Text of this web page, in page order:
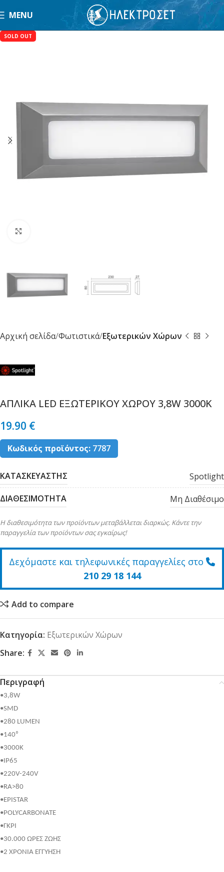
MENU
SOLD OUT
Αρχική σελίδα Φωτιστικά Εξωτερικών Χώρων
ΑΠΛΙΚΑ LED ΕΞΩΤΕΡΙΚΟΥ ΧΩΡΟΥ 3,8W 3000K
19.90 €
Κωδικός προϊόντος: 7787
ΚΑΤΑΣΚΕΥΑΣΤΗΣ Spotlight
ΔΙΑΘΕΣΙΜΟΤΗΤΑ Μη Διαθέσιμο
Η διαθεσιμότητα των προϊόντων μεταβάλλεται διαρκώς. Κάντε την
παραγγελία των προϊόντων σας εγκαίρως!
Δεχόμαστε και τηλεφωνικές παραγγελίες στο
210 29 18 144
Add to compare
Κατηγορία: Εξωτερικών Χώρων
Share:
Περιγραφή
•3,8W
•SMD
•280 LUMEN
•140⁰
•3000K
•IP65
•220V-240V
•RA>80
•EPISTAR
•POLYCARBONATE
•ΓΚΡΙ
•30.000 ΩΡΕΣ ΖΩΗΣ
•2 ΧΡΟΝΙΑ ΕΓΓΥΗΣΗ